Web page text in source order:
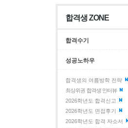
합격생 ZONE
합격수기
성공노하우
합격생의 여름방학 전략
최상위권 합격생 인터뷰
2026학년도 합격신고
2026학년도 면접후기
2026학년도 합격 자소서